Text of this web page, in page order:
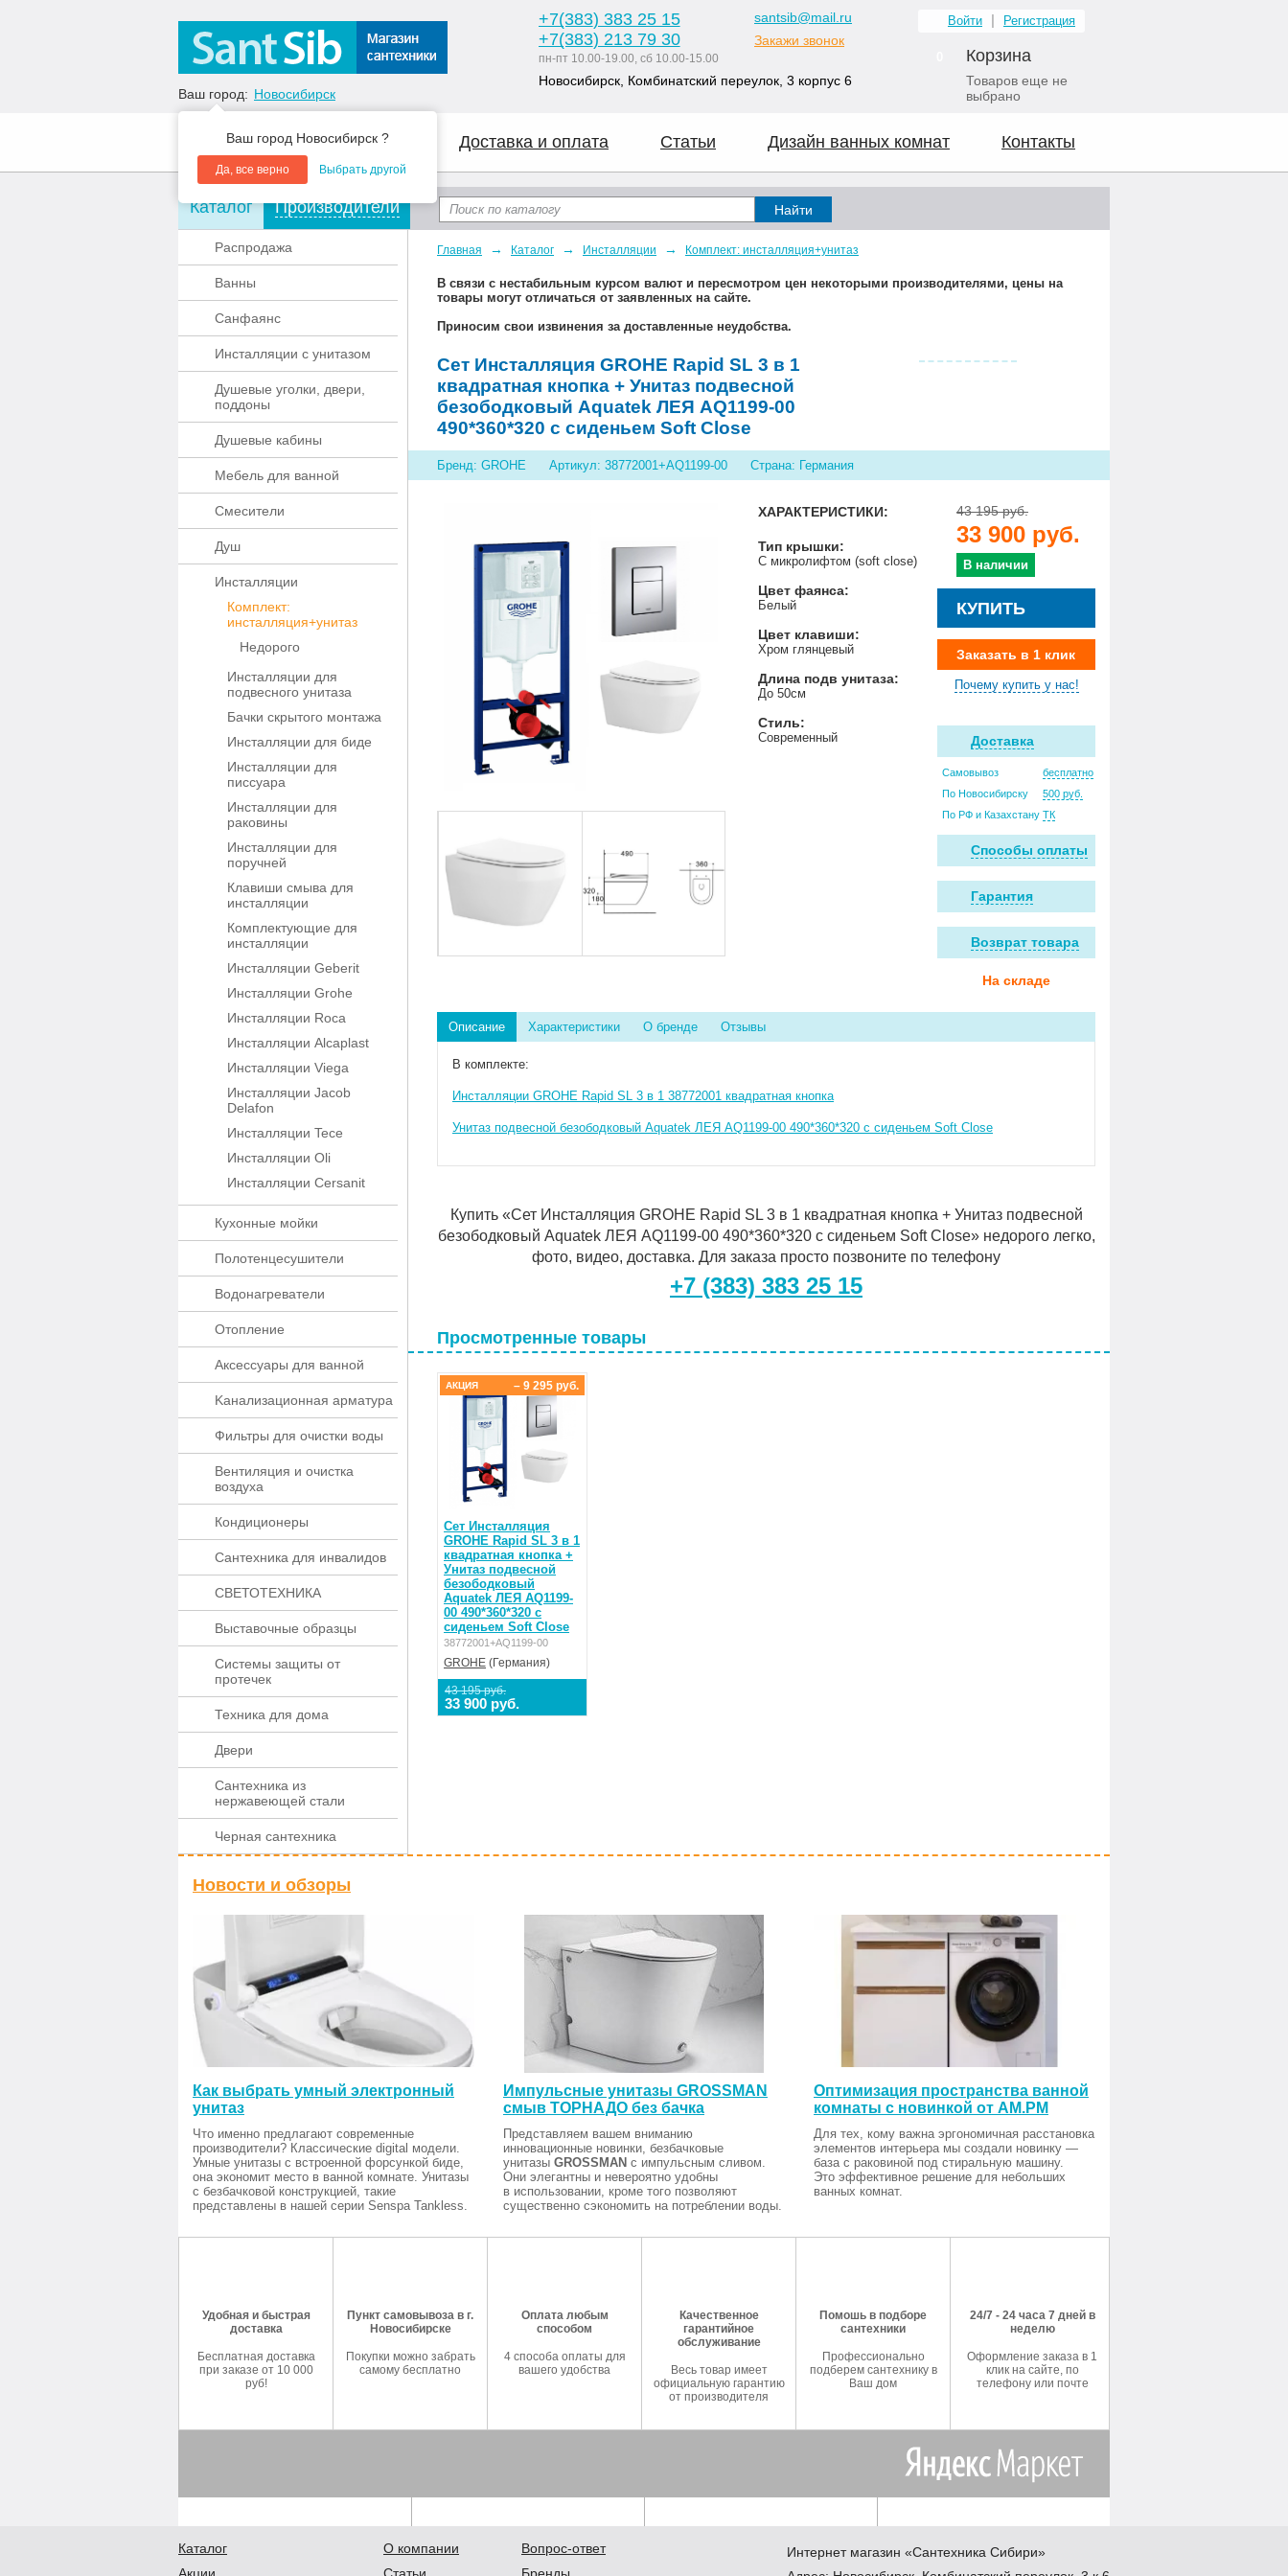
Ваш город: Новосибирск
Ваш город Новосибирск ?
Да, все верно Выбрать другой
+7(383) 383 25 15
+7(383) 213 79 30
пн-пт 10.00-19.00, сб 10.00-15.00
santsib@mail.ru
Закажи звонок
Новосибирск, Комбинатский переулок, 3 корпус 6
Войти Регистрация
Корзина
Товаров еще не
выбрано
О компании Акции Доставка и оплата Статьи Дизайн ванных комнат Контакты
Каталог Производители
Распродажа
Ванны
Санфаянс
Инсталляции с унитазом
Душевые уголки, двери,
поддоны
Душевые кабины
Мебель для ванной
Смесители
Душ
Инсталляции
Комплект:
инсталляция+унитаз
Недорого
Инсталляции для
подвесного унитаза
Бачки скрытого монтажа
Инсталляции для биде
Инсталляции для
писсуара
Инсталляции для
раковины
Инсталляции для
поручней
Клавиши смыва для
инсталляции
Комплектующие для
инсталляции
Инсталляции Geberit
Инсталляции Grohe
Инсталляции Roca
Инсталляции Alcaplast
Инсталляции Viega
Инсталляции Jacob
Delafon
Инсталляции Tece
Инсталляции Oli
Инсталляции Cersanit
Кухонные мойки
Полотенцесушители
Водонагреватели
Отопление
Аксессуары для ванной
Kaнaлизaционнaя apматypa
Фильтры для очистки воды
Вентиляция и очистка
воздуха
Кондиционеры
Сантехника для инвалидов
СВЕТОТЕХНИКА
Выставочные образцы
Системы защиты от
протечек
Техника для дома
Двери
Сантехника из
нержавеющей стали
Черная сантехника
Главная → Каталог → Инсталляции → Комплект: инсталляция+унитаз
В связи с нестабильным курсом валют и пересмотром цен некоторыми производителями, цены на
товары могут отличаться от заявленных на сайте.
Приносим свои извинения за доставленные неудобства.
Сет Инсталляция GROHE Rapid SL 3 в 1
квадратная кнопка + Унитаз подвесной
безободковый Aquatek ЛЕЯ AQ1199-00
490*360*320 с сиденьем Soft Close
Бренд: GROHE Артикул: 38772001+AQ1199-00 Страна: Германия
ХАРАКТЕРИСТИКИ:
Тип крышки:
С микролифтом (soft close)
Цвет фаянса:
Белый
Цвет клавиши:
Хром глянцевый
Длина подв унитаза:
До 50см
Стиль:
Современный
43 195 руб.
33 900 руб.
В наличии
КУПИТЬ
Заказать в 1 клик
Почему купить у нас!
Доставка
Самовывоз
бесплатно
По Новосибирску
500 руб.
По РФ и Казахстану ТК
Способы оплаты
Гарантия
Возврат товара
На складе
Описание Характеристики О бренде Отзывы
В комплекте:
Инсталляции GROHE Rapid SL 3 в 1 38772001 квадратная кнопка
Унитаз подвесной безободковый Aquatek ЛЕЯ AQ1199-00 490*360*320 с сиденьем Soft Close
Купить «Сет Инсталляция GROHE Rapid SL 3 в 1 квадратная кнопка + Унитаз подвесной
безободковый Aquatek ЛЕЯ AQ1199-00 490*360*320 с сиденьем Soft Close» недорого легко,
фото, видео, доставка. Для заказа просто позвоните по телефону
+7 (383) 383 25 15
Просмотренные товары
Сет Инсталляция
GROHE Rapid SL 3 в 1
квадратная кнопка +
Унитаз подвесной
безободковый
Aquatek ЛЕЯ AQ1199-
00 490*360*320 с
сиденьем Soft Close
38772001+AQ1199-00
GROHE (Германия)
43 195 руб.
33 900 руб.
– 9 295 руб.
АКЦИЯ
Новости и обзоры
Как выбрать умный электронный
унитаз
Что именно предлагают современные
производители? Классические digital модели.
Умные унитазы с встроенной форсункой биде,
она экономит место в ванной комнате. Унитазы
с безбачковой конструкцией, такие
представлены в нашей серии Senspa Tankless.
Импульсные унитазы GROSSMAN
смыв ТОРНАДО без бачка
Представляем вашем вниманию
инновационные новинки, безбачковые
унитазы GROSSMAN с импульсным сливом.
Они элегантны и невероятно удобны
в использовании, кроме того позволяют
существенно сэкономить на потреблении воды.
Оптимизация пространства ванной
комнаты с новинкой от AM.PM
Для тех, кому важна эргономичная расстановка
элементов интерьера мы создали новинку —
база с раковиной под стиральную машину.
Это эффективное решение для небольших
ванных комнат.
Удобная и быстрая
доставка
Бесплатная доставка
при заказе от 10 000
руб!
Пункт самовывоза в г.
Новосибирске
Покупки можно забрать
самому бесплатно
Оплата любым
способом
4 способа оплаты для
вашего удобства
Качественное
гарантийное
обслуживание
Весь товар имеет
официальную гарантию
от производителя
Помошь в подборе
сантехники
Профессионально
подберем сантехнику в
Ваш дом
24/7 - 24 часа 7 дней в
неделю
Оформление заказа в 1
клик на сайте, по
телефону или почте
Каталог
О компании
Вопрос-ответ
Интернет магазин «Сантехника Сибири»